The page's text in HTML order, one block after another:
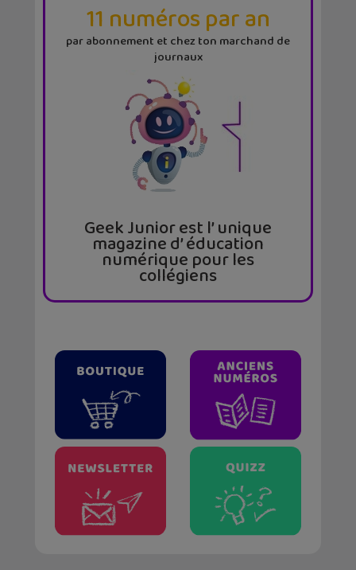
11 numéros par an
par abonnement et chez ton marchand de
journaux
Geek Junior est l’ unique
magazine d’ éducation
numérique pour les
collégiens